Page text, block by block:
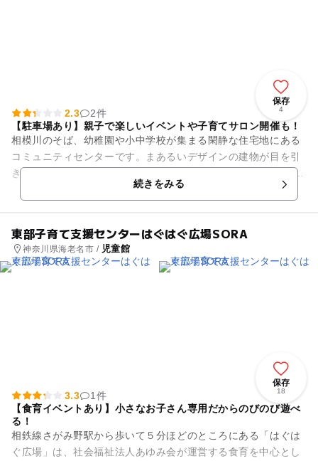
保存
4
2.3
2件
【駐車場あり】親子で楽しいイベントや子育てサロン開催も！
相模川のそば、幼稚園や小中学校が集まる閑静な住宅地にある
コミュニティセンターです。まあるいデザインの建物が目を引
きます。 センター内には保育室と集会室、休養室、レクリエー
続きをみる
東部子育て支援センターはぐはぐ広場SORA
神奈川県海老名市 / 児童館
保存
18
3.3
1件
【食育イベントあり】小さなお子さん専用だからのびのび遊べ
る！
相鉄線さがみ野駅から歩いて５分ほどのところにある「はぐは
ぐ広場」は、社会福祉法人あゆみ会が運営する食育を中心とし